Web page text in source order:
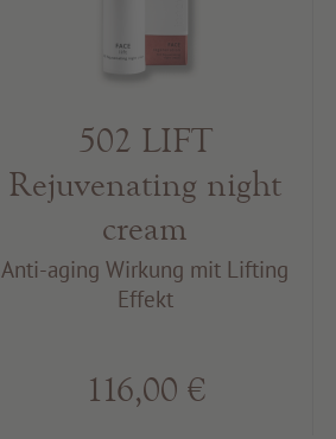
502 LIFT
Rejuvenating night
cream
Anti-aging Wirkung mit Lifting
Effekt
116,00 €